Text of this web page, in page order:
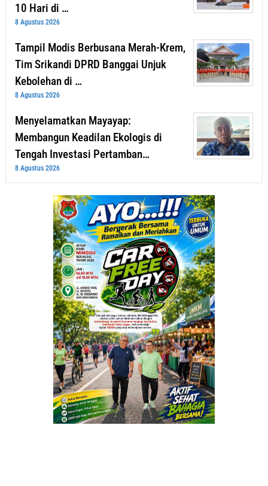
10 Hari di …
8 Agustus 2026
Tampil Modis Berbusana Merah-Krem,
Tim Srikandi DPRD Banggai Unjuk
Kebolehan di …
8 Agustus 2026
Menyelamatkan Mayayap:
Membangun Keadilan Ekologis di
Tengah Investasi Pertamban…
8 Agustus 2026